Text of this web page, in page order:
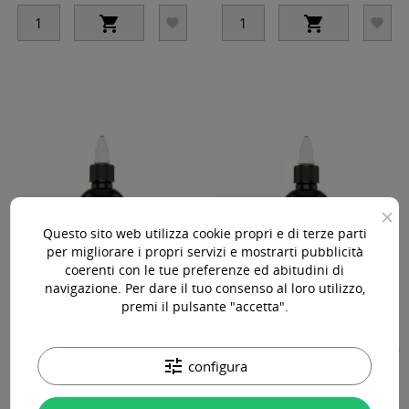
   
PANTHERA Finish - Ralf Nonnweiler -
150ml - Colore Tattoo REACH
PANTHERA Blending - Ralf Nonnweiler -
150ml - Colore Tattoo REACH
×
Questo sito web utilizza cookie propri e di terze parti
per migliorare i propri servizi e mostrarti pubblicità
coerenti con le tue preferenze ed abitudini di
navigazione. Per dare il tuo consenso al loro utilizzo,
premi il pulsante "accetta".
tune configura